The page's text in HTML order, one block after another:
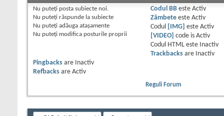
Nu puteţi posta subiecte noi.
Nu puteţi răspunde la subiecte
Nu puteţi adăuga ataşamente
Nu puteţi modifica posturile proprii
Codul BBeste Activ
Zâmbeteeste Activ
Codul
[IMG] este Activ
[VIDEO] code is Activ
Codul HTML este
Inactiv
Trackbacksare
Inactiv
Pingbacks are
Inactiv
Refbacks are Activ
Reguli Forum